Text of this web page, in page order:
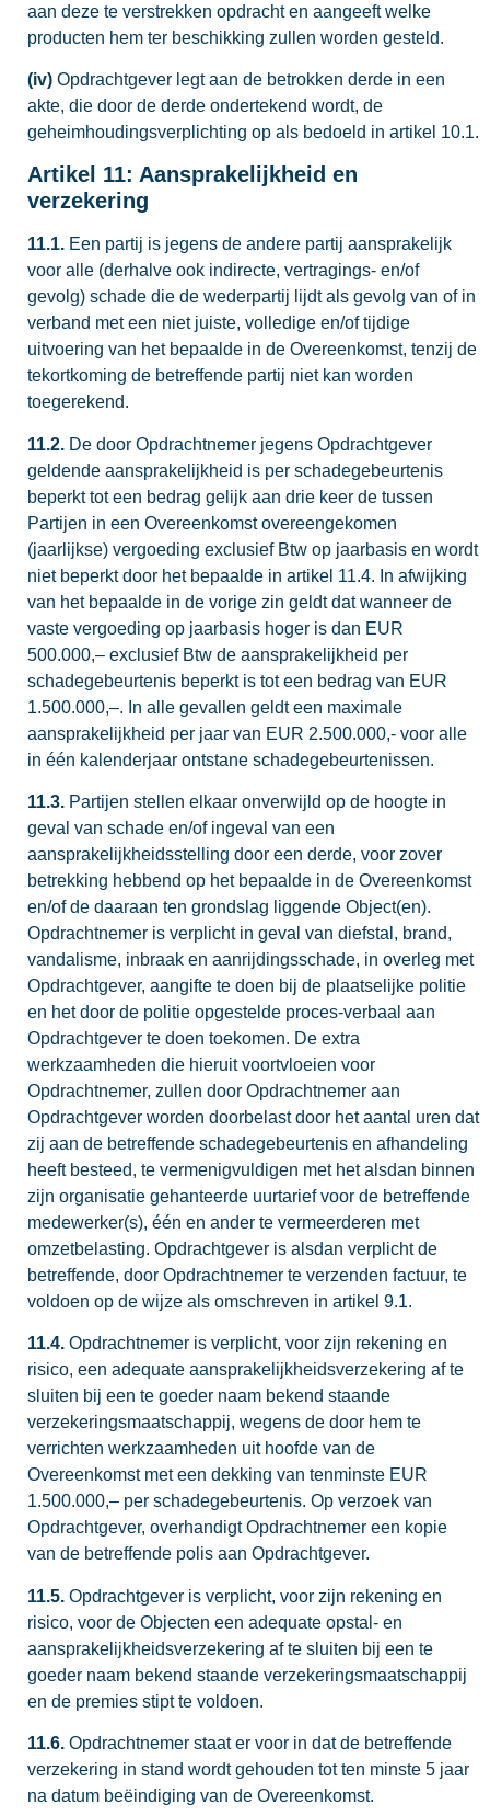
aan deze te verstrekken opdracht en aangeeft welke
producten hem ter beschikking zullen worden gesteld.
(iv) Opdrachtgever legt aan de betrokken derde in een
akte, die door de derde ondertekend wordt, de
geheimhoudingsverplichting op als bedoeld in artikel 10.1.
Artikel 11: Aansprakelijkheid en
verzekering
11.1. Een partij is jegens de andere partij aansprakelijk
voor alle (derhalve ook indirecte, vertragings- en/of
gevolg) schade die de wederpartij lijdt als gevolg van of in
verband met een niet juiste, volledige en/of tijdige
uitvoering van het bepaalde in de Overeenkomst, tenzij de
tekortkoming de betreffende partij niet kan worden
toegerekend.
11.2. De door Opdrachtnemer jegens Opdrachtgever
geldende aansprakelijkheid is per schadegebeurtenis
beperkt tot een bedrag gelijk aan drie keer de tussen
Partijen in een Overeenkomst overeengekomen
(jaarlijkse) vergoeding exclusief Btw op jaarbasis en wordt
niet beperkt door het bepaalde in artikel 11.4. In afwijking
van het bepaalde in de vorige zin geldt dat wanneer de
vaste vergoeding op jaarbasis hoger is dan EUR
500.000,– exclusief Btw de aansprakelijkheid per
schadegebeurtenis beperkt is tot een bedrag van EUR
1.500.000,–. In alle gevallen geldt een maximale
aansprakelijkheid per jaar van EUR 2.500.000,- voor alle
in één kalenderjaar ontstane schadegebeurtenissen.
11.3. Partijen stellen elkaar onverwijld op de hoogte in
geval van schade en/of ingeval van een
aansprakelijkheidsstelling door een derde, voor zover
betrekking hebbend op het bepaalde in de Overeenkomst
en/of de daaraan ten grondslag liggende Object(en).
Opdrachtnemer is verplicht in geval van diefstal, brand,
vandalisme, inbraak en aanrijdingsschade, in overleg met
Opdrachtgever, aangifte te doen bij de plaatselijke politie
en het door de politie opgestelde proces-verbaal aan
Opdrachtgever te doen toekomen. De extra
werkzaamheden die hieruit voortvloeien voor
Opdrachtnemer, zullen door Opdrachtnemer aan
Opdrachtgever worden doorbelast door het aantal uren dat
zij aan de betreffende schadegebeurtenis en afhandeling
heeft besteed, te vermenigvuldigen met het alsdan binnen
zijn organisatie gehanteerde uurtarief voor de betreffende
medewerker(s), één en ander te vermeerderen met
omzetbelasting. Opdrachtgever is alsdan verplicht de
betreffende, door Opdrachtnemer te verzenden factuur, te
voldoen op de wijze als omschreven in artikel 9.1.
11.4. Opdrachtnemer is verplicht, voor zijn rekening en
risico, een adequate aansprakelijkheidsverzekering af te
sluiten bij een te goeder naam bekend staande
verzekeringsmaatschappij, wegens de door hem te
verrichten werkzaamheden uit hoofde van de
Overeenkomst met een dekking van tenminste EUR
1.500.000,– per schadegebeurtenis. Op verzoek van
Opdrachtgever, overhandigt Opdrachtnemer een kopie
van de betreffende polis aan Opdrachtgever.
11.5. Opdrachtgever is verplicht, voor zijn rekening en
risico, voor de Objecten een adequate opstal- en
aansprakelijkheidsverzekering af te sluiten bij een te
goeder naam bekend staande verzekeringsmaatschappij
en de premies stipt te voldoen.
11.6. Opdrachtnemer staat er voor in dat de betreffende
verzekering in stand wordt gehouden tot ten minste 5 jaar
na datum beëindiging van de Overeenkomst.